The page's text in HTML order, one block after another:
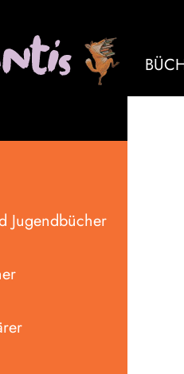
Jugendbücher